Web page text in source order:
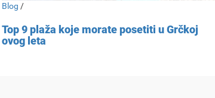
Blog /
Top 9 plaža koje morate posetiti u Grčkoj
ovog leta